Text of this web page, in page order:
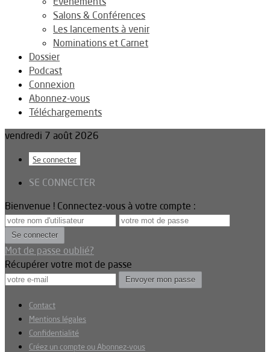
Salons & Conférences
Les lancements à venir
Nominations et Carnet
Dossier
Podcast
Connexion
Abonnez-vous
Téléchargements
vendredi 7 août 2026
Se connecter
SE CONNECTER
Bienvenue ! Connectez-vous à votre compte :
Mot de passe oublié?
Récupérer votre mot de passe
Contact
Mentions légales
Confidentialité
Créez un compte ou Abonnez-vous